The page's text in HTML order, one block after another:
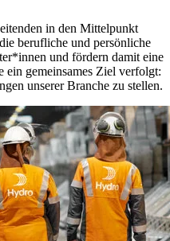
in den Mittelpunkt
berufliche und persönliche
und fördern damit eine
gemeinsames Ziel verfolgt:
unserer Branche zu stellen.